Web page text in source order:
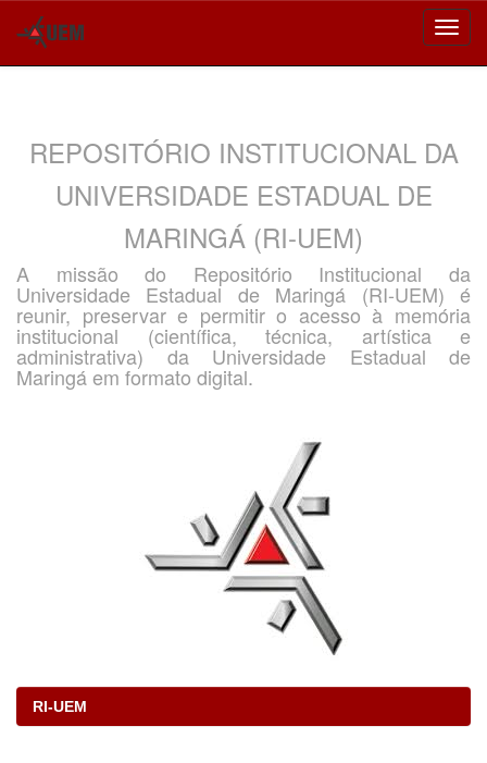
REPOSITÓRIO INSTITUCIONAL DA
UNIVERSIDADE ESTADUAL DE
MARINGÁ (RI-UEM)
A missão do Repositório Institucional da
Universidade Estadual de Maringá (RI-UEM) é
reunir, preservar e permitir o acesso à memória
institucional (científica, técnica, artística e
administrativa) da Universidade Estadual de
Maringá em formato digital.
RI-UEM